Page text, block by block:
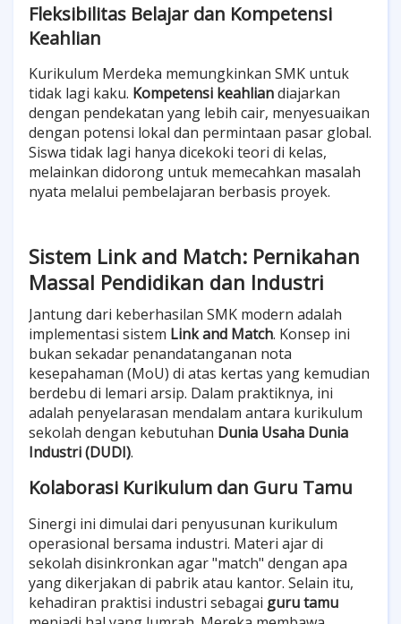
Fleksibilitas Belajar dan Kompetensi
Keahlian
Kurikulum Merdeka memungkinkan SMK untuk
tidak lagi kaku. Kompetensi keahliandiajarkan
dengan pendekatan yang lebih cair, menyesuaikan
dengan potensi lokal dan permintaan pasar global.
Siswa tidak lagi hanya dicekoki teori di kelas,
melainkan didorong untuk memecahkan masalah
nyata melalui pembelajaran berbasis proyek.
Sistem Link and Match: Pernikahan
Massal Pendidikan dan Industri
Jantung dari keberhasilan SMK modern adalah
implementasi sistem Link and Match. Konsep ini
bukan sekadar penandatanganan nota
kesepahaman (MoU) di atas kertas yang kemudian
berdebu di lemari arsip. Dalam praktiknya, ini
adalah penyelarasan mendalam antara kurikulum
sekolah dengan kebutuhan Dunia Usaha Dunia
Industri (DUDI).
Kolaborasi Kurikulum dan Guru Tamu
Sinergi ini dimulai dari penyusunan kurikulum
operasional bersama industri. Materi ajar di
sekolah disinkronkan agar "match" dengan apa
yang dikerjakan di pabrik atau kantor. Selain itu,
kehadiran praktisi industri sebagai guru tamu